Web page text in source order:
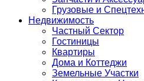
Грузовые и
Недвижимость
Частный Сектор
Гостиницы
Квартиры
Дома и Коттеджи
Земельные Участки